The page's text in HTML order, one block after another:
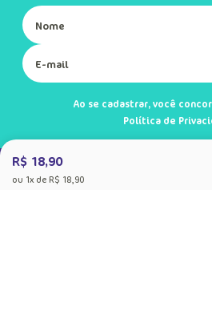
R$ 18,90
ou 1x de R$ 18,90
Ao se cadastrar, você
Política de